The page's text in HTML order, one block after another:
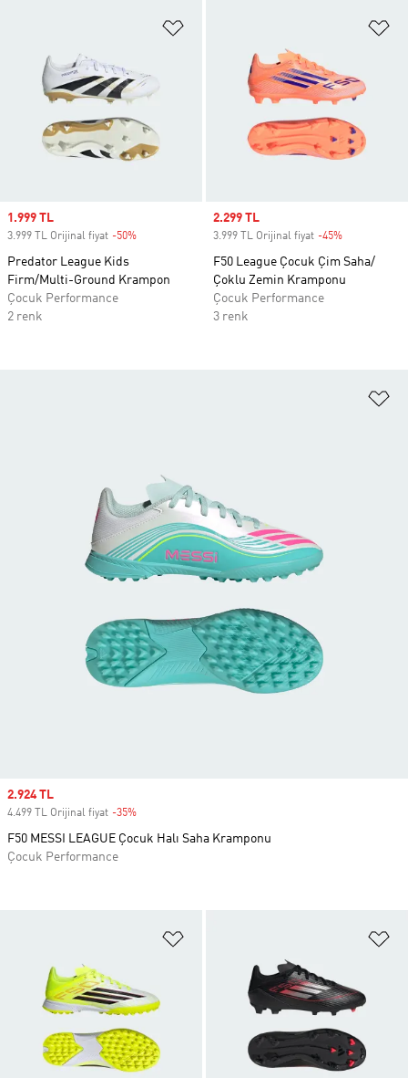
Sale price
1.999 TL
3.999 TL Orijinal fiyat -50%
Predator League Kids
Firm/Multi-Ground Krampon
Çocuk Performance
2 renk
Sale price
2.299 TL
3.999 TL Orijinal fiyat -45%
F50 League Çocuk Çim Saha/
Çoklu Zemin Kramponu
Çocuk Performance
3 renk
Sale price
2.924 TL
4.499 TL Orijinal fiyat -35%
F50 MESSI LEAGUE Çocuk Halı Saha Kramponu
Çocuk Performance